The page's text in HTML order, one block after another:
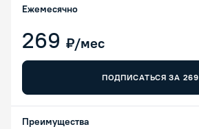
Ежемесячно
269 ₽/мес
ПОДПИСАТЬСЯ ЗА 269
Преимущества